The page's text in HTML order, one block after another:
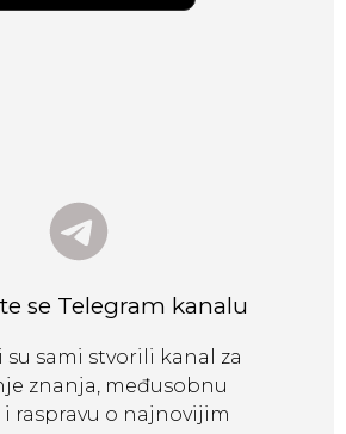
se Telegram kanalu
su sami stvorili kanal za
znanja, međusobnu
raspravu o najnovijim